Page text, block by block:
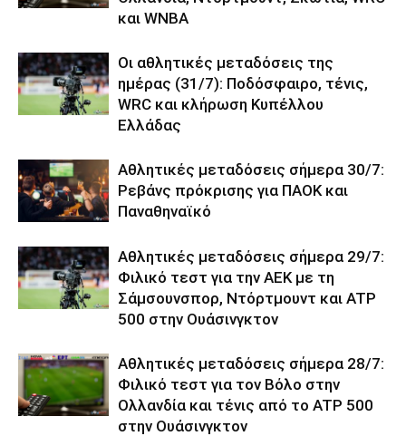
και WNBA
Οι αθλητικές μεταδόσεις της
ημέρας (31/7): Ποδόσφαιρο, τένις,
WRC και κλήρωση Κυπέλλου
Ελλάδας
Αθλητικές μεταδόσεις σήμερα 30/7:
Ρεβάνς πρόκρισης για ΠΑΟΚ και
Παναθηναϊκό
Αθλητικές μεταδόσεις σήμερα 29/7:
Φιλικό τεστ για την ΑΕΚ με τη
Σάμσουνσπορ, Ντόρτμουντ και ATP
500 στην Ουάσινγκτον
Αθλητικές μεταδόσεις σήμερα 28/7:
Φιλικό τεστ για τον Βόλο στην
Ολλανδία και τένις από το ATP 500
στην Ουάσινγκτον